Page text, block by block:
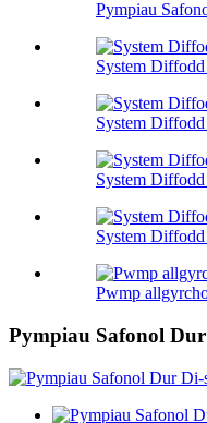
Pympiau
System
System
System
System
Pwmp
Pympiau Safonol